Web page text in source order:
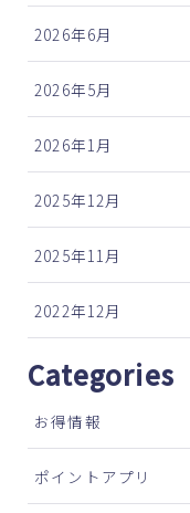
2026年6月
2026年5月
2026年1月
2025年12月
2025年11月
2022年12月
Categories
お得情報
ポイントアプリ